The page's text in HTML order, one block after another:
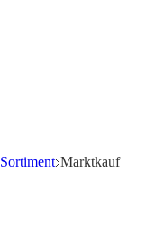
Sortiment Marktkauf